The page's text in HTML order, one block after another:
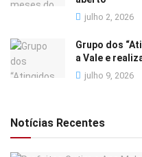
julho 2, 2026
Grupo dos
a Vale e
julho 9, 2026
Notícias Recentes